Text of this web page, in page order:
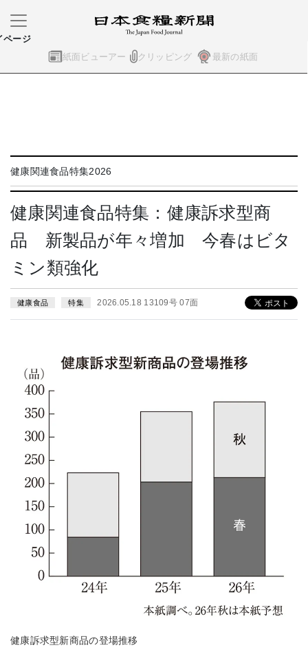
紙面ビューアー クリッピング 最新の紙面
ページ
健康関連食品特集2026
健康関連食品特集：健康訴求型商
品 新製品が年々増加 今春はビタ
ミン類強化
健康食品 特集 2026.05.18 13109号 07面
健康訴求型新商品の登場推移